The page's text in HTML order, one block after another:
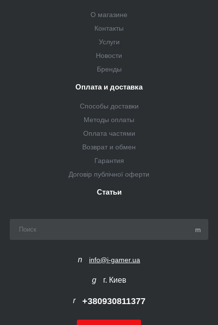
О магазине
Контакты
Услуги
Новости
Бренды
Оплата и доставка
Способы доставки
Методы оплаты
Оплата частями
Возврат и обмен
Гарантия
Договір публічної оферти
Статьи
info@i-gamer.ua
г. Киев
+380930811377